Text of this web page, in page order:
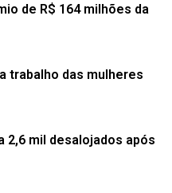
de R$ 164 milhões da
trabalho das mulheres
2,6 mil desalojados após